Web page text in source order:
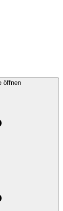
öffnen